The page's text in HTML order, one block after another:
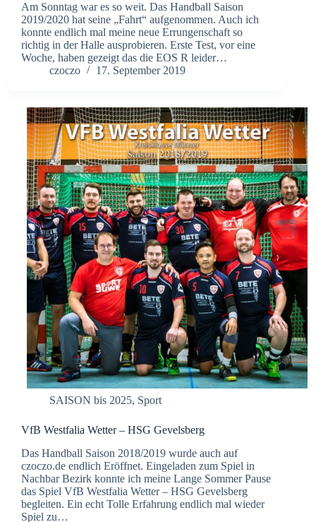
Am Sonntag war es so weit. Das Handball Saison
2019/2020 hat seine „Fahrt“ aufgenommen. Auch ich
konnte endlich mal meine neue Errungenschaft so
richtig in der Halle ausprobieren. Erste Test, vor eine
Woche, haben gezeigt das die EOS R leider…
czoczo
17. September 2019
SAISON bis 2025, Sport
VfB Westfalia Wetter – HSG Gevelsberg
Das Handball Saison 2018/2019 wurde auch auf
czoczo.de endlich Eröffnet. Eingeladen zum Spiel in
Nachbar Bezirk konnte ich meine Lange Sommer Pause
das Spiel VfB Westfalia Wetter – HSG Gevelsberg
begleiten. Ein echt Tolle Erfahrung endlich mal wieder
Spiel zu…